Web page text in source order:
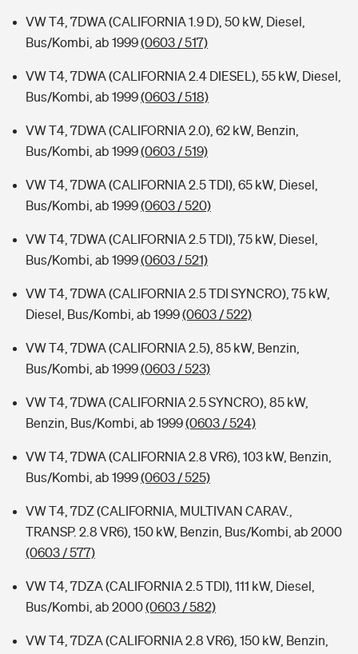
VW T4, 7DWA (CALIFORNIA 1.9 D), 50 kW, Diesel,
Bus/Kombi, ab 1999(0603 / 517)
VW T4, 7DWA (CALIFORNIA 2.4 DIESEL), 55 kW, Diesel,
Bus/Kombi, ab 1999(0603 / 518)
VW T4, 7DWA (CALIFORNIA 2.0), 62 kW, Benzin,
Bus/Kombi, ab 1999(0603 / 519)
VW T4, 7DWA (CALIFORNIA 2.5 TDI), 65 kW, Diesel,
Bus/Kombi, ab 1999(0603 / 520)
VW T4, 7DWA (CALIFORNIA 2.5 TDI), 75 kW, Diesel,
Bus/Kombi, ab 1999(0603 / 521)
VW T4, 7DWA (CALIFORNIA 2.5 TDI SYNCRO), 75 kW,
Diesel, Bus/Kombi, ab 1999(0603 / 522)
VW T4, 7DWA (CALIFORNIA 2.5), 85 kW, Benzin,
Bus/Kombi, ab 1999(0603 / 523)
VW T4, 7DWA (CALIFORNIA 2.5 SYNCRO), 85 kW,
Benzin, Bus/Kombi, ab 1999(0603 / 524)
VW T4, 7DWA (CALIFORNIA 2.8 VR6), 103 kW, Benzin,
Bus/Kombi, ab 1999(0603 / 525)
VW T4, 7DZ (CALIFORNIA, MULTIVAN CARAV.,
TRANSP. 2.8 VR6), 150 kW, Benzin, Bus/Kombi, ab 2000
(0603 / 577)
VW T4, 7DZA (CALIFORNIA 2.5 TDI), 111 kW, Diesel,
Bus/Kombi, ab 2000(0603 / 582)
VW T4, 7DZA (CALIFORNIA 2.8 VR6), 150 kW, Benzin,